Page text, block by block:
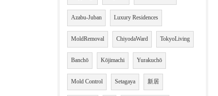
Azabu-Juban Luxury Residences
MoldRemoval ChiyodaWard TokyoLiving
Banchō Kōjimachi Yurakuchō
Mold Control Setagaya 新居